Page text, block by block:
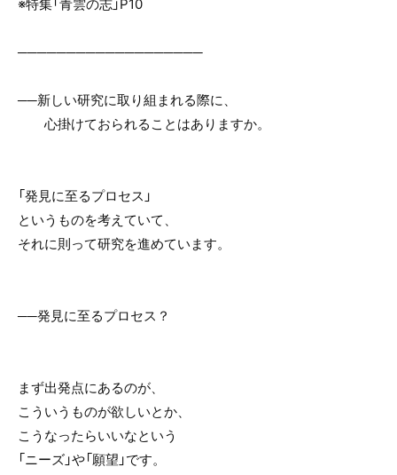
※特集「青雲の志」P10
───────────────────
──新しい研究に取り組まれる際に、
心掛けておられることはありますか。
「発見に至るプロセス」
というものを考えていて、
それに則って研究を進めています。
──発見に至るプロセス？
まず出発点にあるのが、
こういうものが欲しいとか、
こうなったらいいなという
「ニーズ」や「願望」です。